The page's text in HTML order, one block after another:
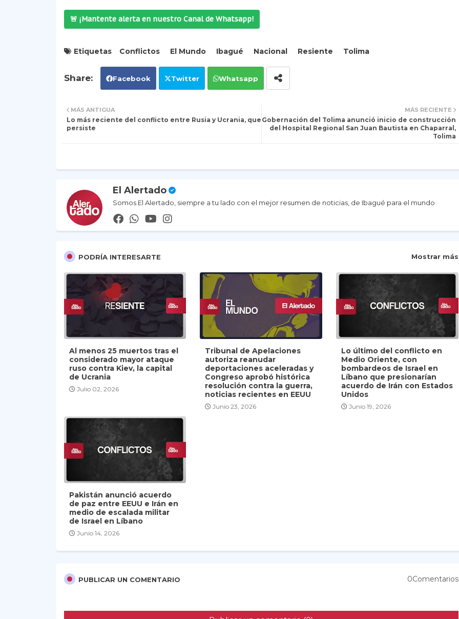
🚨 ¡Mantente alerta en nuestro Canal de Whatsapp!
Etiquetas Conflictos El Mundo Ibagué Nacional Resiente Tolima
Facebook Twitter Whatsapp
MÁS RECIENTE
Gobernación del Tolima anunció inicio de construcción
del Hospital Regional San Juan Bautista en Chaparral,
Tolima
MÁS ANTIGUA
Lo más reciente del conflicto entre Rusia y Ucrania, que
persiste
El Alertado
Somos El Alertado, siempre a tu lado con el mejor resumen de noticias, de Ibagué para el mundo
PODRÍA INTERESARTE Mostrar más
Al menos 25 muertos tras el
considerado mayor ataque
ruso contra Kiev, la capital
de Ucrania
Julio 02, 2026
Tribunal de Apelaciones
autoriza reanudar
deportaciones aceleradas y
Congreso aprobó histórica
resolución contra la guerra,
noticias recientes en EEUU
Junio 23, 2026
Lo último del conflicto en
Medio Oriente, con
bombardeos de Israel en
Líbano que presionarían
acuerdo de Irán con Estados
Unidos
Junio 19, 2026
Pakistán anunció acuerdo
de paz entre EEUU e Irán en
medio de escalada militar
de Israel en Líbano
Junio 14, 2026
PUBLICAR UN COMENTARIO 0Comentarios